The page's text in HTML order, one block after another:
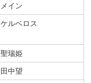
メイン
ケルベロス
聖瑞姫
田中望